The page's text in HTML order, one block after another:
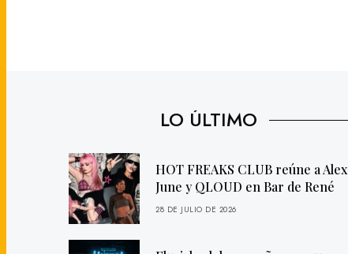
LO ÚLTIMO
HOT FREAKS CLUB reúne a Alex
June y QLOUD en Bar de René
28 DE JULIO DE 2026